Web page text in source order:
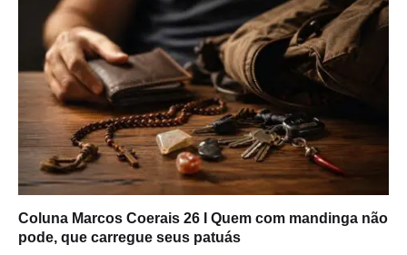
Coluna Marcos Coerais 26 I Quem com mandinga não
pode, que carregue seus patuás